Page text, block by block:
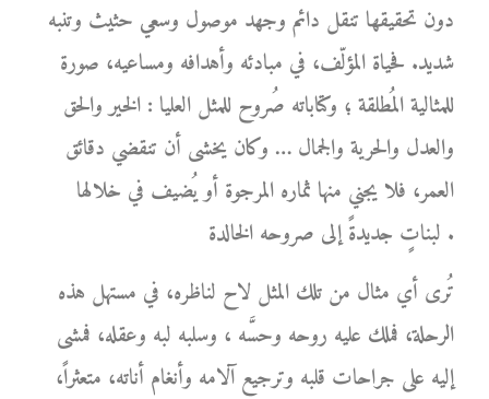
دون تحقيقها تنقل دائم وجهد موصول وسعي حثيث وتنبه
شديد. فحياة المؤلّف، في مبادئه وأهدافه ومساعيه، صورة
للمثالية المُطلقة ؛ وكتاباته صُروح للمثل العليا : الخير والحق
والعدل والحرية والجمال … وكان يخشى أن تنقضي دقائق
العمر، فلا يجني منها ثماره المرجوة أو يُضيف في خلالها
لبناتٍ جديدةً إلى صروحه الخالدة .
تُرى أي مثال من تلك المثل لاح لناظره، في مستهل هذه
الرحلة، فملك عليه روحه وحسَّه ، وسلبه لبه وعقله، فمشى
إليه على جراحات قلبه وترجيع آلامه وأنغام أناته، متعثراً،